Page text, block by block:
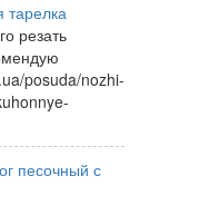
резать
posuda/nozhi-
песочный с